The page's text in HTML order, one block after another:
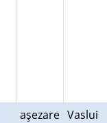
aşezare Vaslui